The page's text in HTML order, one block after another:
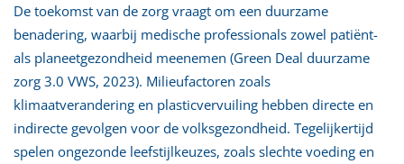
De toekomst van de zorg vraagt om een duurzame
benadering, waarbij medische professionals zowel patiënt-
als planeetgezondheid meenemen (Green Deal duurzame
zorg 3.0 VWS, 2023). Milieufactoren zoals
klimaatverandering en plasticvervuiling hebben directe en
indirecte gevolgen voor de volksgezondheid. Tegelijkertijd
spelen ongezonde leefstijlkeuzes, zoals slechte voeding en